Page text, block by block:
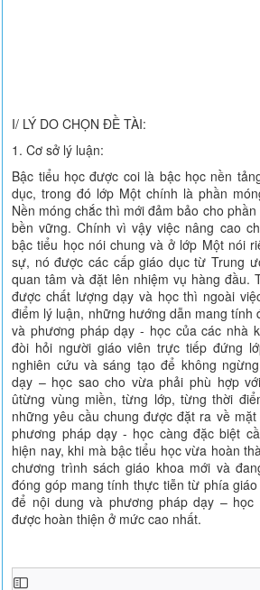
I/ LÝ DO CHỌN ĐỀ TÀI:
1. Cơ sở lý luận:
Bậc tiểu học được coi là bậc học nền
dục, trong đó lớp Một chính là phần
Nền móng chắc thì mới đảm bảo cho
bền vững. Chính vì vậy việc nâng cao
bậc tiểu học nói chung và ở lớp Một nói
sự, nó được các cấp giáo dục từ Trung
quan tâm và đặt lên nhiệm vụ hàng đầu.
được chất lượng dạy và học thì ngoài
điểm lý luận, những hướng dẫn mang tính
và phương pháp dạy - học của các nhà
đòi hỏi người giáo viên trực tiếp đứng
nghiên cứu và sáng tạo để không
dạy – học sao cho vừa phải phù hợp
ûtừng vùng miền, từng lớp, từng thời
những yêu cầu chung được đặt ra về
phương pháp dạy - học càng đặc biệt
hiện nay, khi mà bậc tiểu học vừa hoàn
chương trình sách giáo khoa mới và
đóng góp mang tính thực tiễn từ phía
để nội dung và phương pháp dạy –
được hoàn thiện ở mức cao nhất.